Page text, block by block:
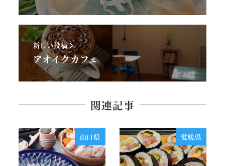
新しい投稿
アオイクカフェ
関連記事
山口県 愛媛県